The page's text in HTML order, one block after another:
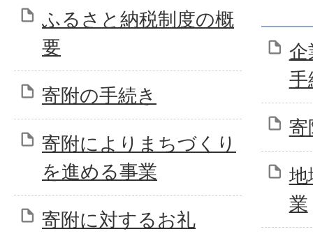
ふるさと納税制度の概
要
寄附の手続き
寄附によりまちづくり
を進める事業
寄附に対するお礼
企
手
寄
地
業